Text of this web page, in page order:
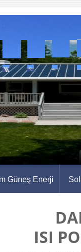
Güneş Enerji
ISI